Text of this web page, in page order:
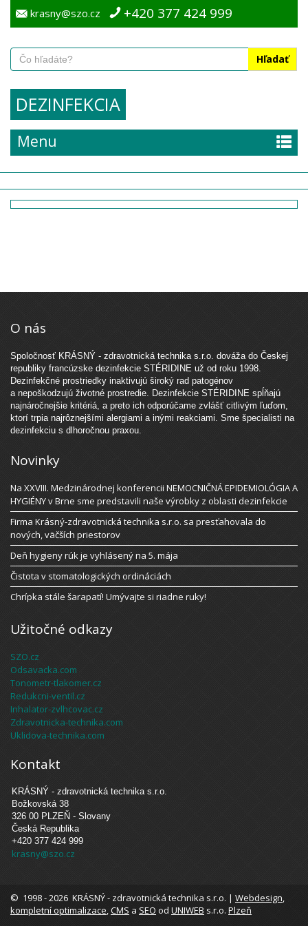
krasny@szo.cz +420 377 424 999
Hľadať
DEZINFEKCIA
Menu
O nás
Spoločnosť KRÁSNÝ - zdravotnická technika s.r.o. dováža do Českej
republiky francúzske dezinfekcie STÉRIDINE už od roku 1998.
Dezinfekčné prostriedky inaktivujú široký rad patogénov
a nepoškodzujú životné prostredie. Dezinfekcie STÉRIDINE spĺňajú
najnáročnejšie kritériá, a preto ich odporúčame zvlášť citlivým ľuďom,
ktorí trpia najrôznejšími alergiami a inými reakciami. Sme špecialisti na
dezinfekciu s dlhoročnou praxou.
Novinky
Na XXVIII. Medzinárodnej konferencii NEMOCNIČNÁ EPIDEMIOLÓGIA A
HYGIÉNY v Brne sme predstavili naše výrobky z oblasti dezinfekcie
Firma Krásný-zdravotnická technika s.r.o. sa presťahovala do
nových, väčších priestorov
Deň hygieny rúk je vyhlásený na 5. mája
Čistota v stomatologických ordináciách
Chrípka stále šarapatí! Umývajte si riadne ruky!
Užitočné odkazy
SZO.cz
Odsavacka.com
Tonometr-tlakomer.cz
Redukcni-ventil.cz
Inhalator-zvlhcovac.cz
Zdravotnicka-technika.com
Uklidova-technika.com
Kontakt
KRÁSNÝ - zdravotnická technika s.r.o.
Božkovská 38
326 00 PLZEŇ - Slovany
Česká Republika
+420 377 424 999
krasny@szo.cz
© 1998 - 2026 KRÁSNÝ - zdravotnická technika s.r.o. | Webdesign,
kompletní optimalizace,CMS a SEO od UNIWEB s.r.o. Plzeň